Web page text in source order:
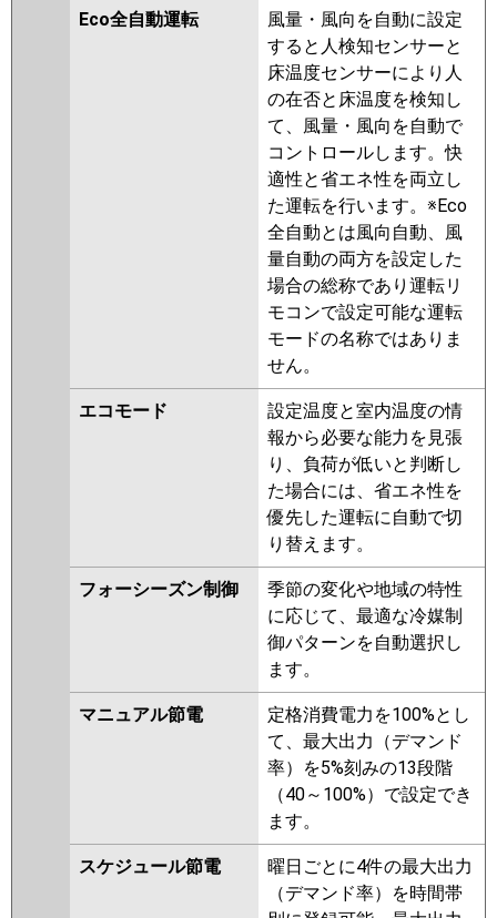
GP140RSHP12
FDTV1406HP6SA-rak
FDTV1406HP6SA-airf
FDTV1406HP6SA
FDTV1406HP6SA-osj
PA-P140U7KDNC PA-
P140U7KDNCX PA-P140U7KDC
PA-P140U7HDC PA-P140U7HDNC
PA-P140U7HDNCX
RUEB14031MU
RUEB14031XU
RUSB14033MU RUSB14033XU
RUEB14031M RUEB14031X
RUHB14031M RUHB14031X
AUHB14074M
AUHB14074M-R
AUHB14074X
AUHB14074X-R
AUEB14037M AUEB14037X
RUSB14033M RUSB14033X
AUEB14077M AUEB14077X
AUSB14077M AUSB14077X
PLZX-HRMP140H5 PLZX-
HRMP140HBF5 PLZX-
HRMP140HF5
HRMP140HFG5 PLZX-
ERMP140H5 PLZX-
ERMP140HLE5 PLZX-
ERMP140HE5
PLZX-
HRMP140HF4 PLZX-HRMP140H4
PLZX-HRMP140HFG4 PLZX-
HRMP140HBF4 PLZX-
ERMP140H4 PLZX-
ERMP140HLE4 PLZX-
ERMP140HE4 PLZX-
HRMP140HFG3
PLZX-
HRMP140HF3
PLZX-ERMP140HE3 PLZX-
ERMP140H3
PLZX-
ERMP140HLE3 PLZX-
HRMP140H2 PLZX-
HRMP140HFG2
PLZX-
HRMP140HF2
ERMP140HE2 PLZX-ERMP140H2
PLZX-ERMP140HLE2 PLZX-
Eco全自動運転
風量・風向を自動に設定
すると人検知センサーと
床温度センサーにより人
の在否と床温度を検知し
て、風量・風向を自動で
コントロールします。快
適性と省エネ性を両立し
た運転を行います。※Eco
全自動とは風向自動、風
量自動の両方を設定した
場合の総称であり運転リ
モコンで設定可能な運転
モードの名称ではありま
せん。
エコモード
設定温度と室内温度の情
報から必要な能力を見張
り、負荷が低いと判断し
た場合には、省エネ性を
優先した運転に自動で切
り替えます。
フォーシーズン制御
季節の変化や地域の特性
に応じて、最適な冷媒制
御パターンを自動選択し
ます。
マニュアル節電
定格消費電力を100%とし
て、最大出力（デマンド
率）を5%刻みの13段階
（40～100%）で設定でき
ます。
スケジュール節電
曜日ごとに4件の最大出力
（デマンド率）を時間帯